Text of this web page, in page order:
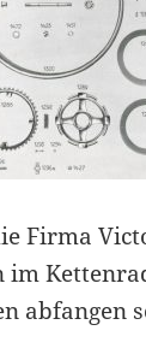
Firma
im
abfangen